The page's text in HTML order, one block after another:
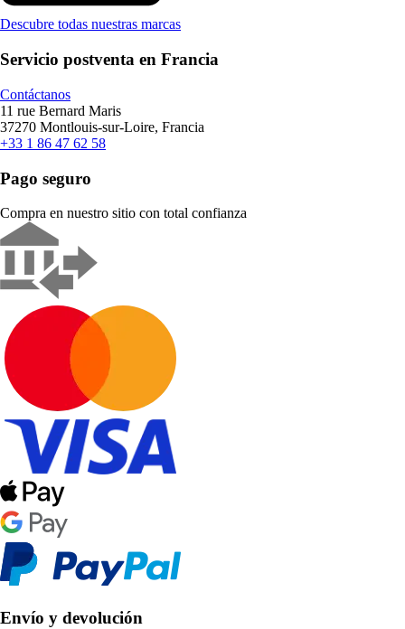
Descubre todas nuestras marcas
Servicio postventa en Francia
Contáctanos
11 rue Bernard Maris
37270 Montlouis-sur-Loire, Francia
+33 1 86 47 62 58
Pago seguro
Compra en nuestro sitio con total confianza
Envío y devolución